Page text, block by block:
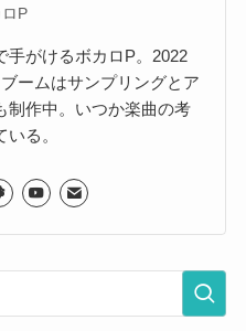
P
手がけるボカロP。2022
ームはサンプリングとア
制作中。いつか楽曲の考
る。